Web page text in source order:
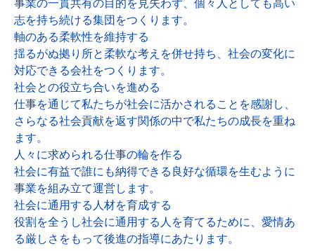
志を持ち続ける集団をつくります。
軸のある柔軟性を維持する
揺るがぬ拠り所と柔軟な考えを併せ持ち、社会の変化に
対応できる会社をつくります。
社会との役立ち合いを進める
仕事を通じて私たちが社会に活かされることを感謝し、
さらなる社会貢献を返す関係の中で私たちの成長を重ね
ます。
人々に求められる仕事の輪を作る
社会に有益で誰にも納得できる良好な循環を生むように
事業を組み立て運営します。
社会に通用する人材を育成する
役割を全うし社会に通用する人を育てるために、愛情あ
る厳しさをもって後進の指導にあたります。